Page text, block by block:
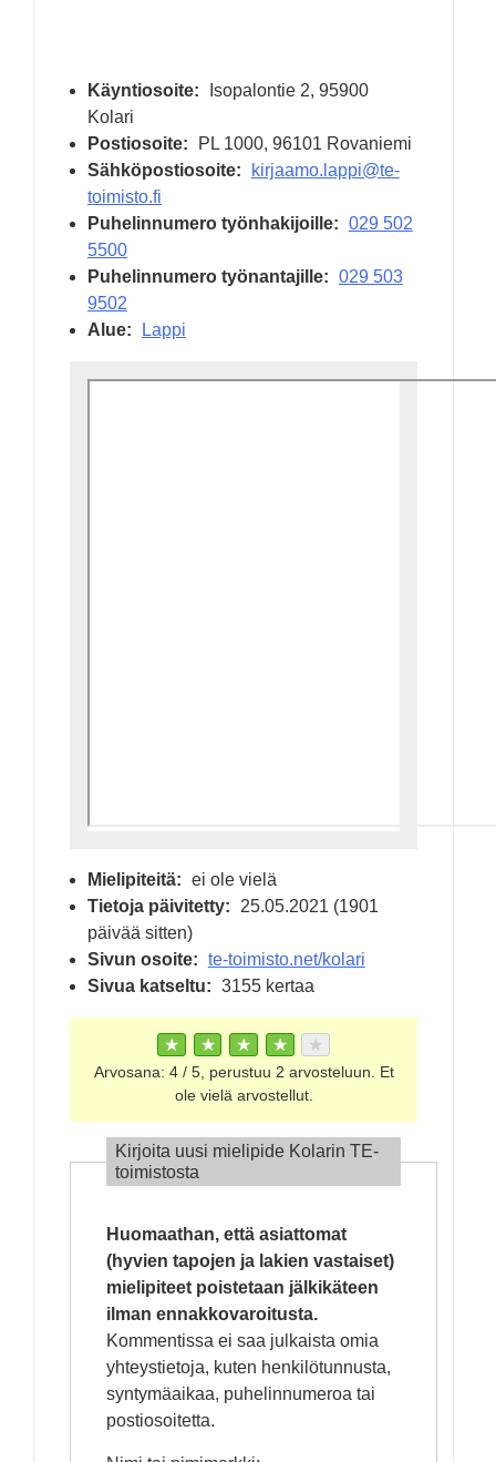
Käyntiosoite: Isopalontie 2, 95900
Kolari
Postiosoite:
PL 1000, 96101 Rovaniemi
Sähköpostiosoite:
kirjaamo.lappi@te-
toimisto.fi
Puhelinnumero työnhakijoille: 029 502
5500
Puhelinnumero työnantajille: 029 503
9502
Alue:
Lappi
Mielipiteitä: ei ole vielä
Tietoja päivitetty:
25.05.2021 (1901
päivää sitten)
Sivun osoite: te-toimisto.net/kolari
Sivua katseltu: 3155 kertaa
★ ★ ★ ★ ★
Arvosana: 4/ 5, perustuu 2 arvosteluun. Et
ole vielä arvostellut.
Kirjoita uusi mielipide Kolarin TE-
toimistosta
Huomaathan, että asiattomat
(hyvien tapojen ja lakien vastaiset)
mielipiteet poistetaan jälkikäteen
ilman ennakkovaroitusta.
Kommentissa ei saa julkaista omia
yhteystietoja, kuten henkilötunnusta,
syntymäaikaa, puhelinnumeroa tai
postiosoitetta.